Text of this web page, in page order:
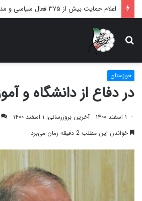
دنبال
می‌گردید؟
خوزستان
در دفاع از دانشگاه و
۱ اسفند ۱۴۰۰ آخرین بروزرسانی: ۱ اسفند ۱۴۰۰
خواندن این مطلب 2 دقیقه زمان می‌برد